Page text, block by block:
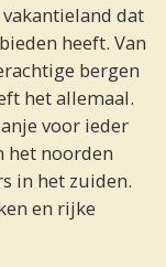
dat
heeft. Van
bergen
het allemaal.
voor ieder
het noorden
in het zuiden.
en rijke